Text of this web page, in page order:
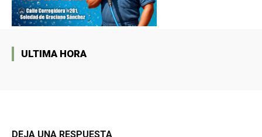
ULTIMA HORA
DEJA UNA RESPUESTA